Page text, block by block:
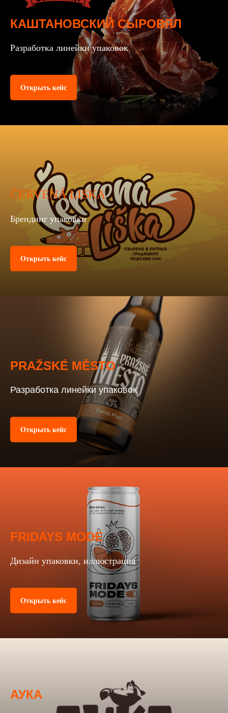
КАШТАНОВСКИЙ СЫРОВЯЛ
Разработка линейки упаковок
Открыть кейс
ČERVENÁ LISKA
Брендинг упаковки
Открыть кейс
PRAŽSKÉ MĚSTO
Разработка линейки упаковок
Открыть кейс
FRIDAYS MODE
Дизайн упаковки, иллюстрация
Открыть кейс
АУКА